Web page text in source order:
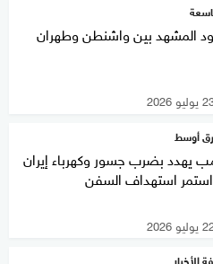
المشهد بين واشنطن وطهران
2026
أوسط
يهدد بضرب جسور وكهرباء إيران
استمر استهداف السفن
2026
الأخبار